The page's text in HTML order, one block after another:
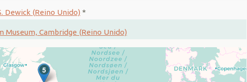
Dewick (Reino Unido) *
Museum, Cambridge (Reino Unido)
5